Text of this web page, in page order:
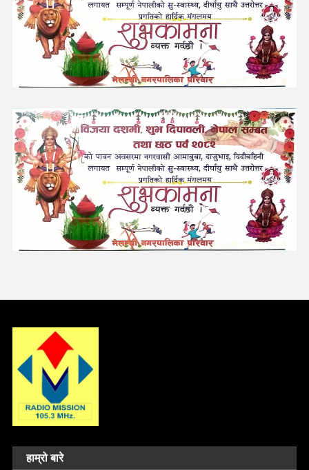
हाम्रो बारे